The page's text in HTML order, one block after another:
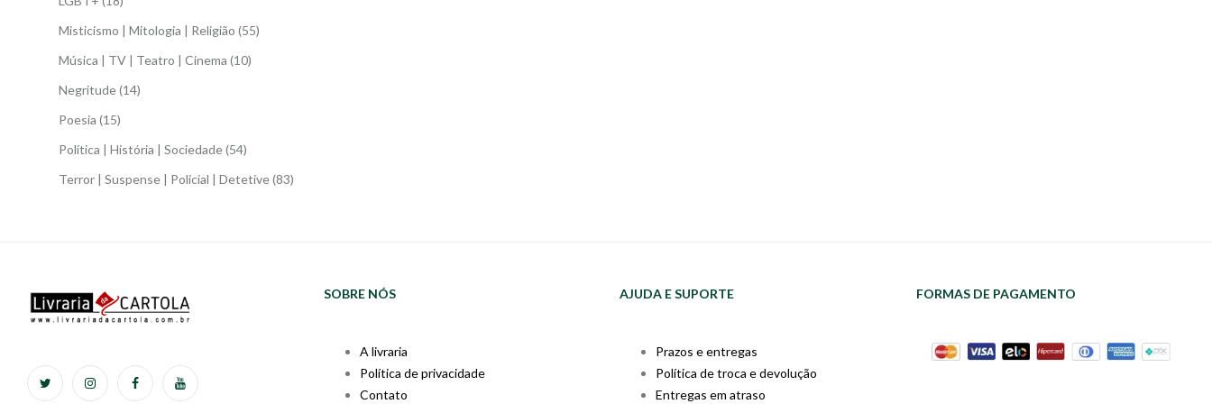
Misticismo | Mitologia | Religião (55)
Música | TV | Teatro | Cinema (10)
Negritude(14)
Poesia (15)
Política | História | Sociedade(54)
Terror | Suspense | Policial | Detetive(83)
SOBRE NÓS
A livraria
Política de privacidade
Contato
AJUDA E SUPORTE
Prazos e entregas
Política de troca e devolução
Entregas em atraso
FORMAS DE PAGAMENTO